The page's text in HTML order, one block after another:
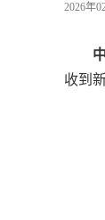
2026年
中
收到